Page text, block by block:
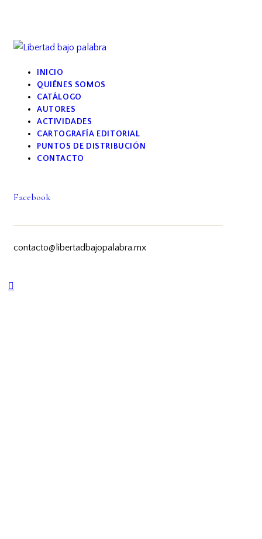
INICIO
QUIÉNES SOMOS
CATÁLOGO
AUTORES
ACTIVIDADES
CARTOGRAFÍA EDITORIAL
PUNTOS DE DISTRIBUCIÓN
CONTACTO
Facebook
contacto@libertadbajopalabra.mx